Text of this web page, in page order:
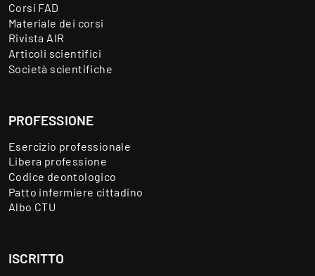
Corsi FAD
Materiale dei corsi
Rivista AIR
Articoli scientifici
Società scientifiche
PROFESSIONE
Esercizio professionale
Libera professione
Codice deontologico
Patto infermiere cittadino
Albo CTU
ISCRITTO